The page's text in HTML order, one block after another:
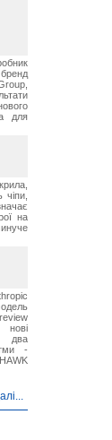
для
чіпи,
на
два
-